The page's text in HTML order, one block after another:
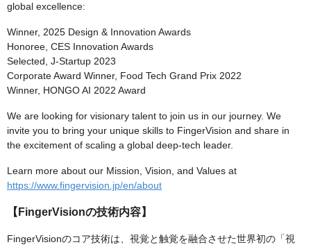
global excellence:
Winner, 2025 Design & Innovation Awards
Honoree, CES Innovation Awards
Selected, J-Startup 2023
Corporate Award Winner, Food Tech Grand Prix 2022
Winner, HONGO AI 2022 Award
We are looking for visionary talent to join us in our journey. We
invite you to bring your unique skills to FingerVision and share in
the excitement of scaling a global deep-tech leader.
Learn more about our Mission, Vision, and Values at
https://www.fingervision.jp/en/about
【FingerVisionの技術内容】
FingerVisionのコア技術は、視覚と触覚を融合させた世界初の「視